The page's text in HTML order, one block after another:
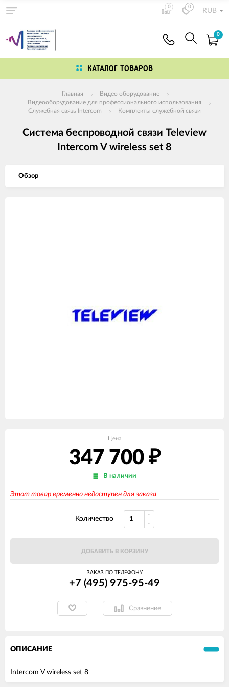
0 0
RUB
0
КАТАЛОГ ТОВАРОВ
Главная
Видео оборудование
Видеооборудование для профессионального использования
Служебная связь Intercom
Комплекты служебной связи
Система беспроводной связи Teleview
Intercom V wireless set 8
Обзор
Цена
347 700 ₽
В наличии
Этот товар временно недоступен для заказа
Количество
ДОБАВИТЬ В КОРЗИНУ
ЗАКАЗ ПО ТЕЛЕФОНУ
+7 (495) 975-95-49
Сравнение
ОПИСАНИЕ
Intercom V wireless set 8